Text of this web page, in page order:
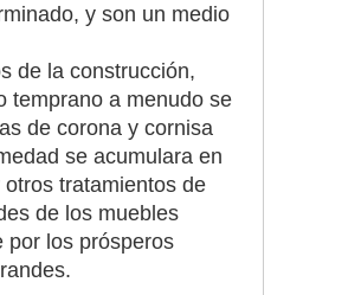
y son un medio
de la construcción,
temprano a menudo se
de corona y cornisa
se acumulara en
tratamientos de
de los muebles
por los prósperos